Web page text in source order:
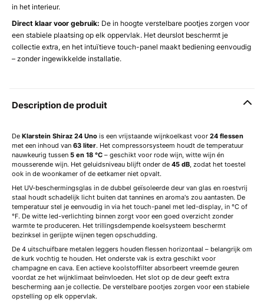
in het interieur.
Direct klaar voor gebruik: De in hoogte verstelbare pootjes zorgen voor
een stabiele plaatsing op elk oppervlak. Het deurslot beschermt je
collectie extra, en het intuïtieve touch-panel maakt bediening eenvoudig
– zonder ingewikkelde installatie.
Description de produit
De Klarstein Shiraz 24 Uno is een vrijstaande wijnkoelkast voor 24 flessen
met een inhoud van 63 liter. Het compressorsysteem houdt de temperatuur
nauwkeurig tussen 5 en 18 °C – geschikt voor rode wijn, witte wijn én
mousserende wijn. Het geluidsniveau blijft onder de 45 dB , zodat het toestel
ook in de woonkamer of de eetkamer niet opvalt.
Het UV-beschermingsglas in de dubbel geïsoleerde deur van glas en roestvrij
staal houdt schadelijk licht buiten dat tannines en aroma's zou aantasten. De
temperatuur stel je eenvoudig in via het touch-panel met led-display, in °C of
°F. De witte led-verlichting binnen zorgt voor een goed overzicht zonder
warmte te produceren. Het trillingsdempende koelsysteem beschermt
bezinksel in gerijpte wijnen tegen opschudding.
De 4 uitschuifbare metalen leggers houden flessen horizontaal – belangrijk om
de kurk vochtig te houden. Het onderste vak is extra geschikt voor
champagne en cava. Een actieve koolstoffilter absorbeert vreemde geuren
voordat ze het wijnklimaat beïnvloeden. Het slot op de deur geeft extra
bescherming aan je collectie. De verstelbare pootjes zorgen voor een stabiele
opstelling op elk oppervlak.